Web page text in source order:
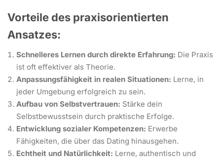
Vorteile des praxisorientierten
Ansatzes:
Schnelleres Lernen durch direkte Erfahrung: Die Praxis
ist oft effektiver als Theorie.
Anpassungsfähigkeit in realen Situationen: Lerne, in
jeder Umgebung erfolgreich zu sein.
Aufbau von Selbstvertrauen: Stärke dein
Selbstbewusstsein durch praktische Erfolge.
Entwicklung sozialer Kompetenzen: Erwerbe
Fähigkeiten, die über das Dating hinausgehen.
Echtheit und Natürlichkeit: Lerne, authentisch und